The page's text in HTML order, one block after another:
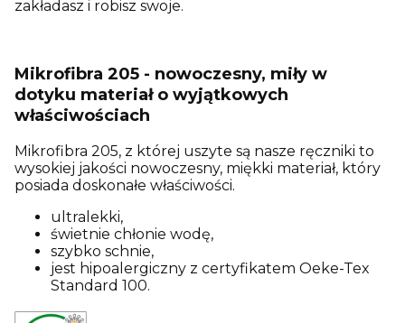
zakładasz i robisz swoje.
Mikrofibra 205 - nowoczesny, miły w
dotyku materiał o wyjątkowych
właściwościach
Mikrofibra 205, z której uszyte są nasze ręczniki to
wysokiej jakości nowoczesny, miękki materiał, który
posiada doskonałe właściwości.
ultralekki,
świetnie chłonie wodę,
szybko schnie,
jest hipoalergiczny z certyfikatem Oeke-Tex
Standard 100.